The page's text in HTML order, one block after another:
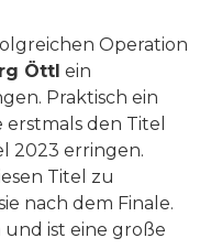
Operation
Öttl ein
Praktisch ein
den Titel
2023 erringen.
Titel zu
nach dem Finale.
und ist eine große